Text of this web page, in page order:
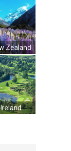
Zealand